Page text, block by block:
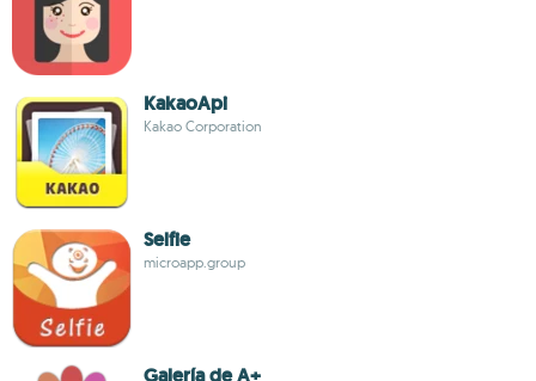
KakaoApi
Kakao Corporation
Selfie
microapp.group
Galería de A+